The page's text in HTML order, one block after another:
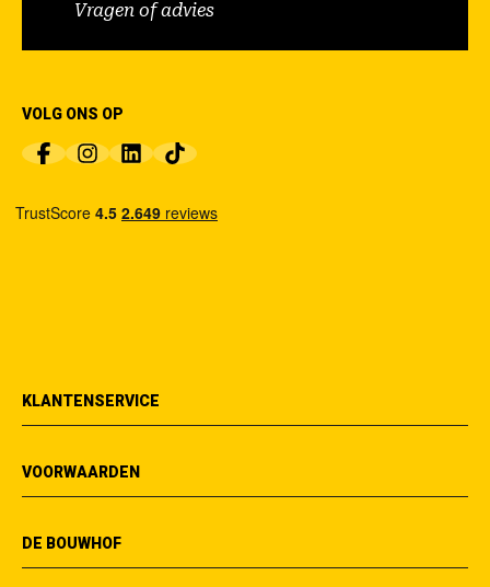
Vragen of advies
VOLG ONS OP
KLANTENSERVICE
VOORWAARDEN
DE BOUWHOF